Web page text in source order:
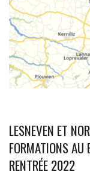
LESNEVEN ET
FORMATIONS AU
RENTRÉE 2022